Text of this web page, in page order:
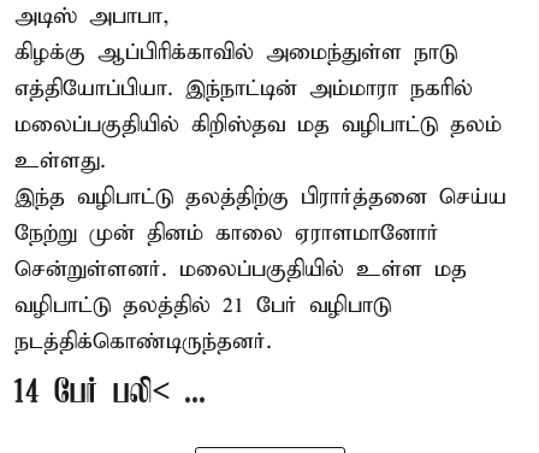
அடிஸ் அபாபா,
கிழக்கு ஆப்பிரிக்காவில் அமைந்துள்ள நாடு
எத்தியோப்பியா. இந்நாட்டின் அம்மாரா நகரில்
மலைப்பகுதியில் கிறிஸ்தவ மத வழிபாட்டு தலம்
உள்ளது.
இந்த வழிபாட்டு தலத்திற்கு பிரார்த்தனை செய்ய
நேற்று முன் தினம் காலை ஏராளமானோர்
சென்றுள்ளனர். மலைப்பகுதியில் உள்ள மத
வழிபாட்டு தலத்தில் 21 பேர் வழிபாடு
நடத்திக்கொண்டிருந்தனர்.
14 பேர் பலி< ...